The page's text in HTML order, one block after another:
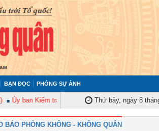
BẠN ĐỌC PHÓNG SỰ ẢNH
tra Quân ủy Trung ương tập huấn nghiệp vụ
Thứ bảy, ngày 8
BÁO PHÒNG KHÔNG - KHÔNG QUÂN